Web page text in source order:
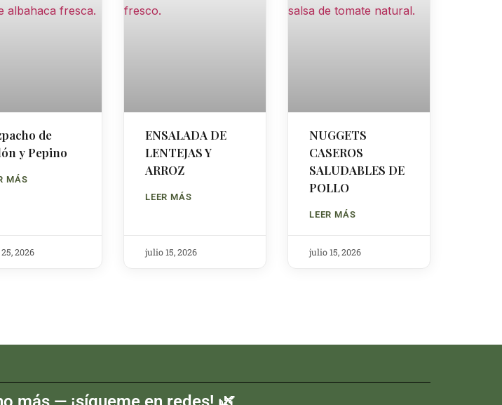
de
y Pepino
MÁS
2026
ENSALADA DE
LENTEJAS Y
ARROZ
LEER MÁS
julio 15, 2026
NUGGETS
CASEROS
SALUDABLES DE
POLLO
LEER MÁS
julio 15, 2026